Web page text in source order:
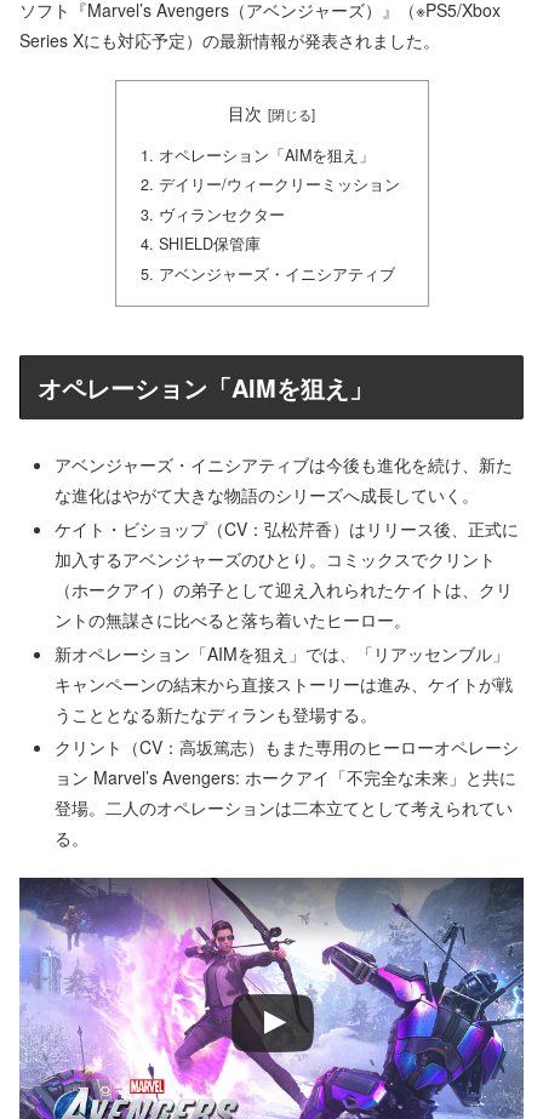
ソフト『Marvel’s Avengers（アベンジャーズ）』（※PS5/Xbox
Series Xにも対応予定）の最新情報が発表されました。
目次
オペレーション「AIMを狙え」
デイリー/ウィークリーミッション
ヴィランセクター
SHIELD保管庫
アベンジャーズ・イニシアティブ
オペレーション「AIMを狙え」
アベンジャーズ・イニシアティブは今後も進化を続け、新た
な進化はやがて大きな物語のシリーズへ成長していく。
ケイト・ビショップ（CV：弘松芹香）はリリース後、正式に
加入するアベンジャーズのひとり。コミックスでクリント
（ホークアイ）の弟子として迎え入れられたケイトは、クリ
ントの無謀さに比べると落ち着いたヒーロー。
新オペレーション「AIMを狙え」では、「リアッセンブル」
キャンペーンの結末から直接ストーリーは進み、ケイトが戦
うこととなる新たなディランも登場する。
クリント（CV：高坂篤志）もまた専用のヒーローオペレーシ
ョン Marvel’s Avengers: ホークアイ「不完全な未来」と共に
登場。二人のオペレーションは二本立てとして考えられてい
る。